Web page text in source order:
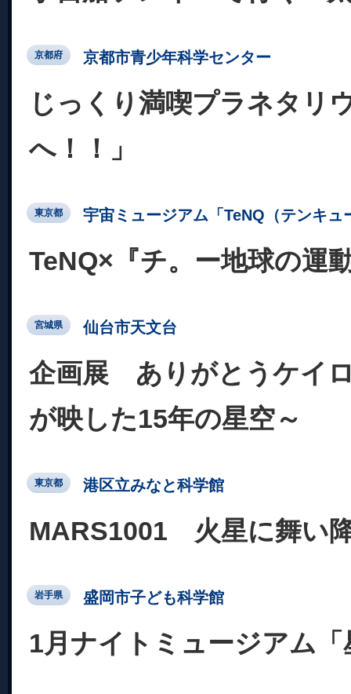
京都府 京都市青少年科学センター
じっくり満喫プラネタリ
へ！！」
東京都 宇宙ミュージアム「TeNQ（テンキュ
TeNQ×『チ。ー地球の運
宮城県 仙台市天文台
企画展 ありがとうケイ
が映した15年の星空～
東京都 港区立みなと科学館
MARS1001 火星に舞い
岩手県 盛岡市子ども科学館
1月ナイトミュージアム